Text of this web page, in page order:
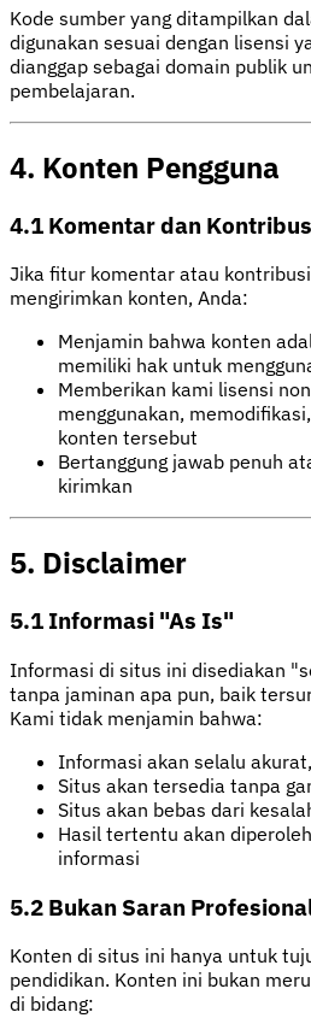
Kode sumber yang ditampilkan
digunakan sesuai dengan lisensi
dianggap sebagai domain publik
pembelajaran.
4. Konten Pengguna
4.1 Komentar dan
Jika fitur komentar atau
mengirimkan konten, Anda:
Menjamin bahwa konten
memiliki hak untuk
Memberikan kami lisensi
menggunakan,
konten tersebut
Bertanggung jawab penuh
kirimkan
5. Disclaimer
5.1 Informasi "As Is"
Informasi di situs ini disediakan
tanpa jaminan apa pun, baik
Kami tidak menjamin bahwa:
Informasi akan selalu
Situs akan tersedia tanpa
Situs akan bebas dari
Hasil tertentu akan
informasi
5.2 Bukan Saran
Konten di situs ini hanya untuk
pendidikan. Konten ini bukan
di bidang: